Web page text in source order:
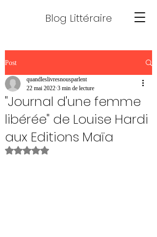
Blog Littéraire
Post
"Journal d'une femme
libérée" de Louise Hardi
aux Editions Maïa
quandleslivresnousparlent
22 mai 2022 3 min de lecture
Noté NaN étoiles sur 5.